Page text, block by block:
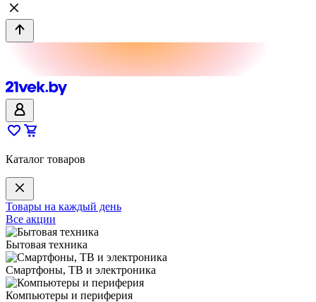
Каталог товаров
Товары на каждый день
Все акции
Бытовая техника
Смартфоны, ТВ и электроника
Компьютеры и периферия